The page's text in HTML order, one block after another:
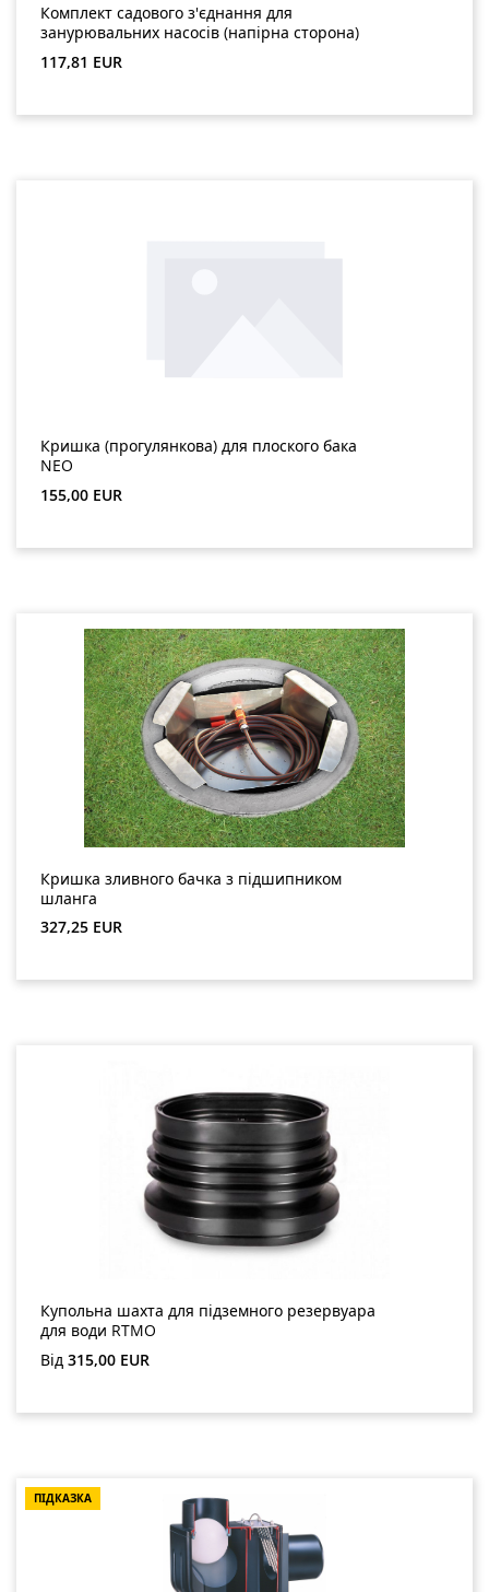
Комплект садового з'єднання для
занурювальних насосів (напірна сторона)
Звичайна ціна:
117,81 EUR
Кришка (прогулянкова) для плоского бака
NEO
Звичайна ціна:
155,00 EUR
Кришка зливного бачка з підшипником
шланга
Звичайна ціна:
327,25 EUR
Купольна шахта для підземного резервуара
для води RTMO
Звичайна ціна:
Від 315,00 EUR
ПІДКАЗКА